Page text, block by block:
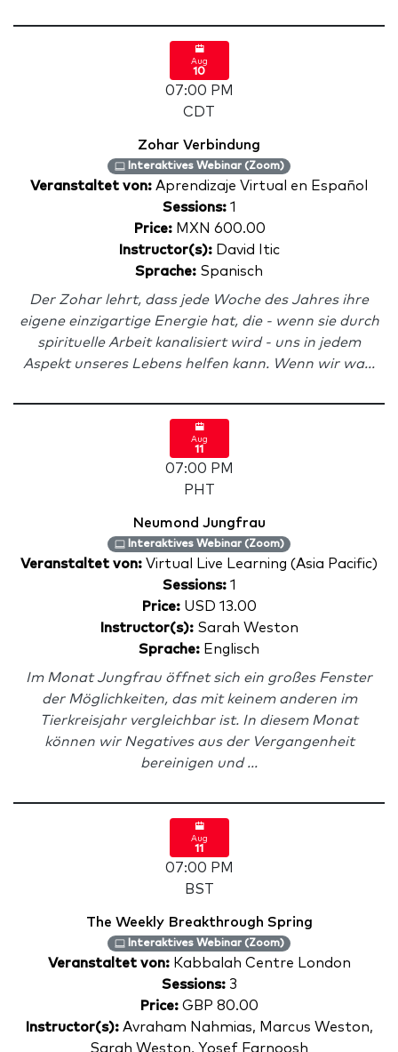
Aug
10
07:00 PM
CDT
Zohar Verbindung
Interaktives Webinar (Zoom)
Veranstaltet von: Aprendizaje Virtual en Español
Sessions:1
Price:MXN 600.00
Instructor(s): David Itic
Sprache: Spanisch
Der Zohar lehrt, dass jede Woche des Jahres ihre
eigene einzigartige Energie hat, die - wenn sie durch
spirituelle Arbeit kanalisiert wird - uns in jedem
Aspekt unseres Lebens helfen kann. Wenn wir wa...
Aug
11
07:00 PM
PHT
Neumond Jungfrau
Interaktives Webinar (Zoom)
Veranstaltet von: Virtual Live Learning (Asia Pacific)
Sessions:1
Price: USD 13.00
Instructor(s): Sarah Weston
Sprache: Englisch
Im Monat Jungfrau öffnet sich ein großes Fenster
der Möglichkeiten, das mit keinem anderen im
Tierkreisjahr vergleichbar ist. In diesem Monat
können wir Negatives aus der Vergangenheit
bereinigen und ...
Aug
11
07:00 PM
BST
The Weekly Breakthrough Spring
Interaktives Webinar (Zoom)
Veranstaltet von: Kabbalah Centre London
Sessions:3
Price: GBP 80.00
Instructor(s): Avraham Nahmias, Marcus Weston,
Sarah Weston, Yosef Farnoosh